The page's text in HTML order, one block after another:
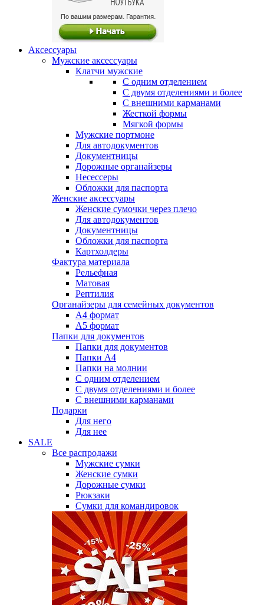
Аксессуары
Мужские аксессуары
Клатчи мужские
С одним отделением
С двумя отделениями и более
С внешними карманами
Жесткой формы
Мягкой формы
Мужские портмоне
Для автодокументов
Документницы
Дорожные органайзеры
Несессеры
Обложки для паспорта
Женские аксессуары
Женские сумочки через плечо
Для автодокументов
Документницы
Обложки для паспорта
Картхолдеры
Фактура материала
Рельефная
Матовая
Рептилия
Органайзеры для семейных документов
А4 формат
А5 формат
Папки для документов
Папки для документов
Папки А4
Папки на молнии
С одним отделением
С двумя отделениями и более
С внешними карманами
Подарки
Для него
Для нее
SALE
Все распродажи
Мужские сумки
Женские сумки
Дорожные сумки
Рюкзаки
Сумки для командировок